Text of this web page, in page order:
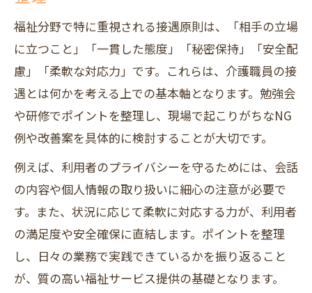
現場で実践する福祉の接遇マナー改善事
例
利用者目線で考える接遇マナーの見直し
方
福祉現場でありがちな接遇NG例と対策
現場研修にそのまま使える福祉接遇の基本
現場研修で使える福祉の接遇マナー基本
集
福祉の接遇基本を研修資料にまとめるコ
ツ
福祉現場ですぐ使える接遇チェックリス
ト
福祉分野で特に重視される接遇原則は、「相手の立場
に立つこと」「一貫した態度」「秘密保持」「安全配
慮」「柔軟な対応力」です。これらは、介護職員の接
遇とは何かを考える上での基本軸となります。勉強会
や研修でポイントを整理し、現場で起こりがちなNG
例や改善案を具体的に検討することが大切です。
例えば、利用者のプライバシーを守るためには、会話
の内容や個人情報の取り扱いに細心の注意が必要で
す。また、状況に応じて柔軟に対応する力が、利用者
の満足度や安全確保に直結します。ポイントを整理
し、日々の業務で実践できているかを振り返ること
が、質の高い福祉サービス提供の基礎となります。